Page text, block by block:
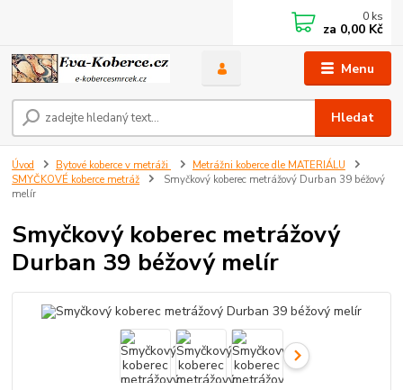
Menu
Hledat
0 ks
za 0,00 Kč
Úvod Bytové koberce v metráži
Metrážni koberce dle MATERIÁLU
SMYČKOVÉ koberce metráž
Smyčkový koberec metrážový Durban 39 béžový
melír
Smyčkový koberec metrážový
Durban 39 béžový melír